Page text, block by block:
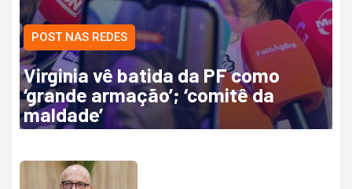
POST NAS REDES
Virginia vê batida da PF como
‘grande armação’; ‘comitê da
maldade’